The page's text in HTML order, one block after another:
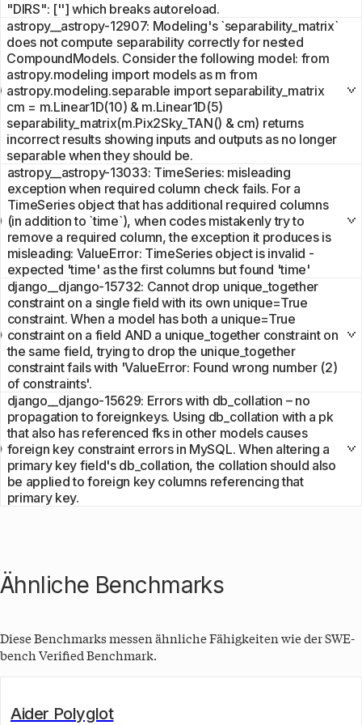
"DIRS": [''] which breaks autoreload.
astropy__astropy-12907: Modeling's `separability_matrix`
does not compute separability correctly for nested
CompoundModels. Consider the following model: from
astropy.modeling import models as m from
astropy.modeling.separable import separability_matrix
cm = m.Linear1D(10) & m.Linear1D(5)
separability_matrix(m.Pix2Sky_TAN() & cm) returns
incorrect results showing inputs and outputs as no longer
separable when they should be.
astropy__astropy-13033: TimeSeries: misleading
exception when required column check fails. For a
TimeSeries object that has additional required columns
(in addition to `time`), when codes mistakenly try to
remove a required column, the exception it produces is
misleading: ValueError: TimeSeries object is invalid -
expected 'time' as the first columns but found 'time'
django__django-15732: Cannot drop unique_together
constraint on a single field with its own unique=True
constraint. When a model has both a unique=True
constraint on a field AND a unique_together constraint on
the same field, trying to drop the unique_together
constraint fails with 'ValueError: Found wrong number (2)
of constraints'.
django__django-15629: Errors with db_collation – no
propagation to foreignkeys. Using db_collation with a pk
that also has referenced fks in other models causes
foreign key constraint errors in MySQL. When altering a
primary key field's db_collation, the collation should also
be applied to foreign key columns referencing that
primary key.
Ähnliche Benchmarks
Diese Benchmarks messen ähnliche Fähigkeiten wie derSWE-
bench VerifiedBenchmark.
Aider Polyglot